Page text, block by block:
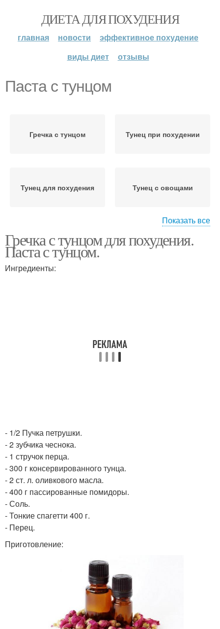
ДИЕТА ДЛЯ ПОХУДЕНИЯ
главная новости
эффективное похудение
виды диет
отзывы
Паста с тунцом
Гречка с тунцом Тунец при похудении
Тунец для похудения Тунец с овощами
Блюда с тунцом Блюда из тунца
Показать все
Гречка с тунцом для похудения.
Паста с тунцом.
Ингредиенты:
- 1/2 Пучка петрушки.
- 2 зубчика чеснока.
- 1 стручок перца.
- 300 г консервированного тунца.
- 2 ст. л. оливкового масла.
- 400 г пассированные помидоры.
- Соль.
- Тонкие спагетти 400 г.
- Перец.
Приготовление: